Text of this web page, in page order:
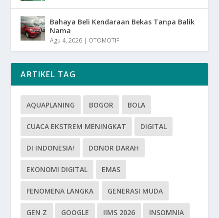
Bahaya Beli Kendaraan Bekas Tanpa Balik
Nama
Agu 4, 2026 | OTOMOTIF
ARTIKEL TAG
AQUAPLANING BOGOR BOLA
CUACA EKSTREM MENINGKAT DIGITAL
DI INDONESIA! DONOR DARAH
EKONOMI DIGITAL EMAS
FENOMENA LANGKA GENERASI MUDA
GEN Z GOOGLE IIMS 2026 INSOMNIA